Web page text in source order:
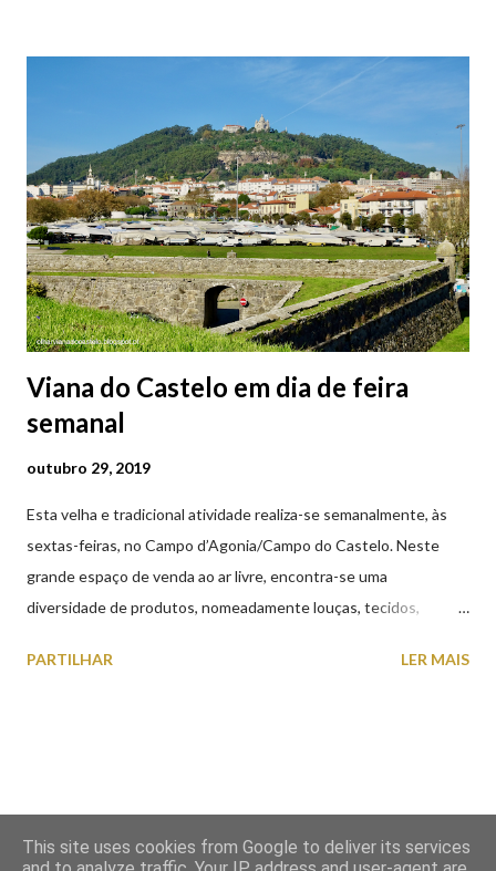
A lenda que deu origem à devoção de Santa Luzia como
protetora dos olhos: A história/lenda de Santa Luzia (Luzia de
Siracusa) conta que esta jovem italiana venerada pelos católicos,
sofreu perseguições por ser cristã. De acordo com a lenda,
preferiu que lhe arrancassem os olhos a renegar a fé em Cristo.
Conta-se que os olhos de Santa Luzia teriam sido arrancados
por um soldado a mando do imperador romano, e entregues num
prato à jovem. No mesmo instant...
Viana do Castelo em dia de feira
semanal
outubro 29, 2019
Esta velha e tradicional atividade realiza-se semanalmente, às
sextas-feiras, no Campo d’Agonia/Campo do Castelo. Neste
grande espaço de venda ao ar livre, encontra-se uma
diversidade de produtos, nomeadamente louças, tecidos,
cobres entre muitos outros. Horário de funcionamento | Verão
em Viana do Castelo (2019.10.25) Feira Semanal em Viana do
PARTILHAR LER MAIS
This site uses cookies from Google to deliver its services